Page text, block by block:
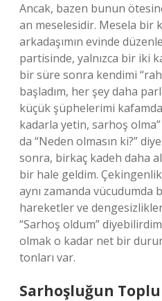
Ancak, bazen bunun
an meselesidir. Mesela bir
arkadaşımın evinde
partisinde, yalnızca bir iki
bir süre sonra kendimi
başladım, her şey daha
küçük şüphelerimi
kadarla yetin, sarhoş
da “Neden olmasın ki?”
sonra, birkaç kadeh daha
bir hale geldim.
aynı zamanda vücudumda
hareketler ve dengesizlikler
“Sarhoş oldum”
olmak o kadar net bir
tonları var.
Sarhoşluğun